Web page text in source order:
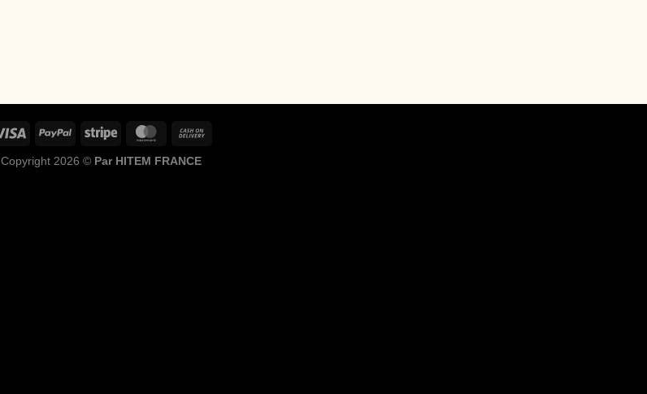
Copyright 2026 © Par HITEM FRANCE